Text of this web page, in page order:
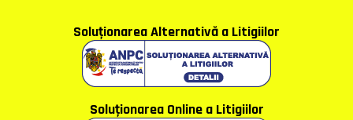
Soluţionarea Alternativă a Litigiilor
Soluţionarea Online a Litigiilor